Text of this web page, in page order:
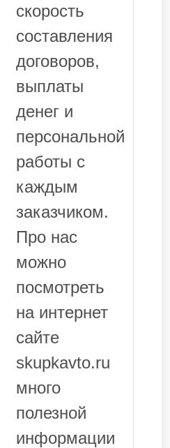
скорость
составления
договоров,
выплаты
денег и
персональной
работы с
каждым
заказчиком.
Про нас
можно
посмотреть
на интернет
сайте
skupkavto.ru
много
полезной
информации